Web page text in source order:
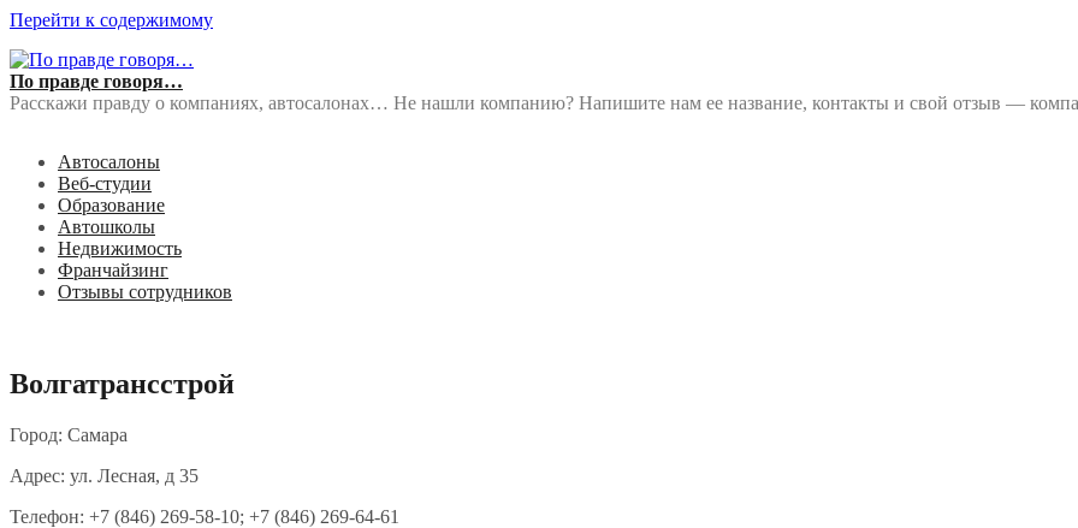
Перейти к содержимому
По правде говоря…
Расскажи правду о компаниях, автосалонах… Не нашли компанию? Напишите нам ее название, контакты и свой отзыв —
Автосалоны
Веб-студии
Образование
Автошколы
Недвижимость
Франчайзинг
Отзывы сотрудников
Волгатрансстрой
Город: Самара
Адрес: ул. Лесная, д 35
Телефон: +7 (846) 269-58-10; +7 (846) 269-64-61